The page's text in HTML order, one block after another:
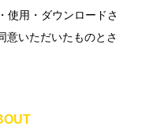
使用・ダウンロードさ
意いただいたものとさ